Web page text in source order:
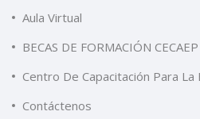
Aula Virtual
BECAS DE FORMACIÓN
Centro De Capacitación Para
Contáctenos